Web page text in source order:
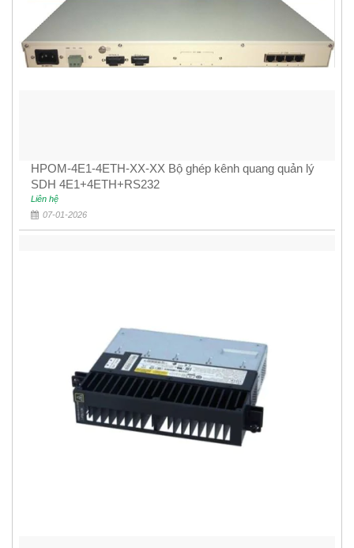
HPOM-4E1-4ETH-XX-XX Bộ ghép kênh quang quản lý
SDH 4E1+4ETH+RS232
Liên hệ
07-01-2026